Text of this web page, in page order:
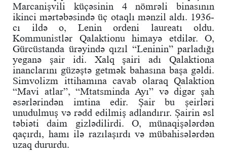
Marcanişvili küçəsinin 4 nömrəli binasının
ikinci mərtəbəsində üç otaqlı mənzil aldı. 1936-
cı ildə o, Lenin ordeni laureatı oldu.
Kommunistlər Qalaktionu himayə etdilər. O,
Gürcüstanda ürəyində qızıl “Leninin” parladığı
yeganə şair idi. Xalq şairi adı Qalaktiona
inanclarını güzəştə getmək bahasına başa gəldi.
Simvolizm ittihamına cavab olaraq Qalaktion
“Mavi atlar”, “Mtatsminda Ayı” və digər şah
əsərlərindən imtina edir. Şair bu şeirləri
unudulmuş və rədd edilmiş adlandırır. Şairin əsl
təbiəti daim gizlədilirdi. O, münaqişələrdən
qaçırdı, hamı ilə razılaşırdı və mübahisələrdən
uzaq dururdu.